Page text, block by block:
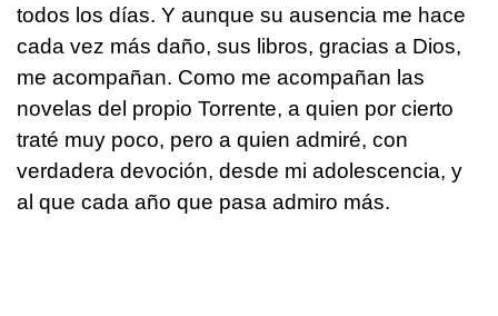
todos los días. Y aunque su ausencia me hace
cada vez más daño, sus libros, gracias a Dios,
me acompañan. Como me acompañan las
novelas del propio Torrente, a quien por cierto
traté muy poco, pero a quien admiré, con
verdadera devoción, desde mi adolescencia, y
al que cada año que pasa admiro más.